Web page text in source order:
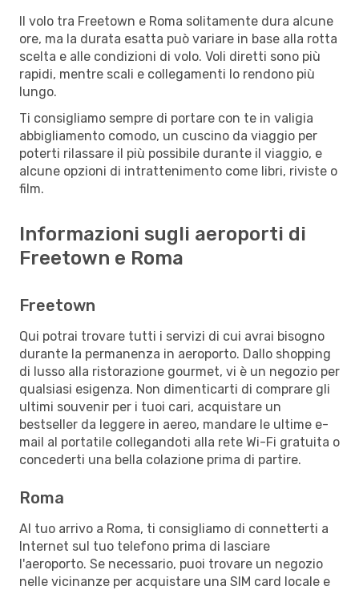
Il volo tra Freetown e Roma solitamente dura alcune
ore, ma la durata esatta può variare in base alla rotta
scelta e alle condizioni di volo. Voli diretti sono più
rapidi, mentre scali e collegamenti lo rendono più
lungo.
Ti consigliamo sempre di portare con te in valigia
abbigliamento comodo, un cuscino da viaggio per
poterti rilassare il più possibile durante il viaggio, e
alcune opzioni di intrattenimento come libri, riviste o
film.
Informazioni sugli aeroporti di
Freetown e Roma
Freetown
Qui potrai trovare tutti i servizi di cui avrai bisogno
durante la permanenza in aeroporto. Dallo shopping
di lusso alla ristorazione gourmet, vi è un negozio per
qualsiasi esigenza. Non dimenticarti di comprare gli
ultimi souvenir per i tuoi cari, acquistare un
bestseller da leggere in aereo, mandare le ultime e-
mail al portatile collegandoti alla rete Wi-Fi gratuita o
concederti una bella colazione prima di partire.
Roma
Al tuo arrivo a Roma, ti consigliamo di connetterti a
Internet sul tuo telefono prima di lasciare
l'aeroporto. Se necessario, puoi trovare un negozio
nelle vicinanze per acquistare una SIM card locale e